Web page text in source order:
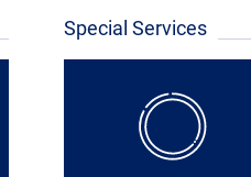
Special Services